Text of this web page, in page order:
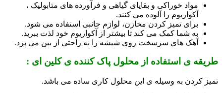
مواد خوراکی و بقایای گیاهی و فرآورده های متابولیک ،
آکواریوم را آلوده می کنند.
برای تمیز کردن مخازن، لوازم جانبی استفاده می شود.
به شما کمک می کند تا بیشتر از آکواریوم خود لذت ببرید.
آهک های سرسخت روی شیشه را به راحتی از بین می برد.
طریقه ی استفاده از محلول پاک کننده ی کلین ای :
تمیز کردن به وسیله ی این محلول کاری ساده می باشد.